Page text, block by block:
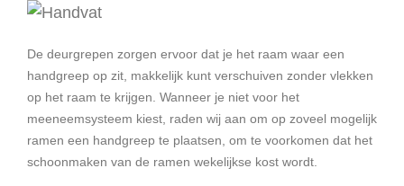
De deurgrepen zorgen ervoor dat je het raam waar een
handgreep op zit, makkelijk kunt verschuiven zonder vlekken
op het raam te krijgen. Wanneer je niet voor het
meeneemsysteem kiest, raden wij aan om op zoveel mogelijk
ramen een handgreep te plaatsen, om te voorkomen dat het
schoonmaken van de ramen wekelijkse kost wordt.